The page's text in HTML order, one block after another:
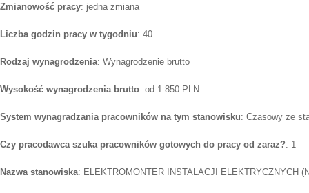
Zmianowość pracy: jedna zmiana
Liczba godzin pracy w tygodniu: 40
Rodzaj wynagrodzenia: Wynagrodzenie brutto
Wysokość wynagrodzenia brutto: od 1 850 PLN
System wynagradzania pracowników na tym stanowisku: Czasowy ze
Czy pracodawca szuka pracowników gotowych do pracy od zaraz?: 1
Nazwa stanowiska: ELEKTROMONTER INSTALACJI ELEKTRYCZNYCH